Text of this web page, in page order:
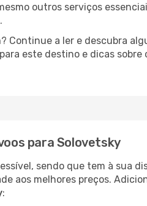
outros serviços
Continue a ler e descubra
este destino e dicas
para Solovetsky
sendo que tem à sua
aos melhores preços.
: